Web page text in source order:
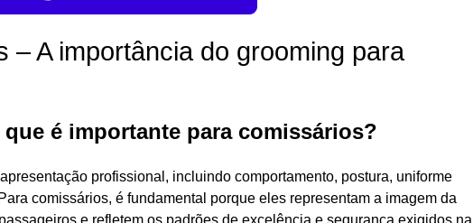
– A importância do grooming para
é importante para comissários?
profissional, incluindo comportamento, postura, uniforme
comissários, é fundamental porque eles representam a imagem da
e refletem os padrões de excelência e segurança exigidos na